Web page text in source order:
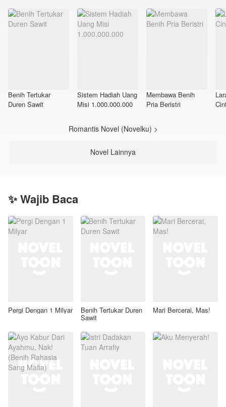
Benih Tertukar
Duren Sawit
Sistem Hadiah Uang
Misi 1.000.000.000
Membawa Benih
Pria Beristri
Romantis Novel (Novelku) >
Novel Lainnya
✨ Wajib Baca
Pergi Dengan 1 Milyar Benih Tertukar Duren
Sawit
Mari Bercerai, Mas!